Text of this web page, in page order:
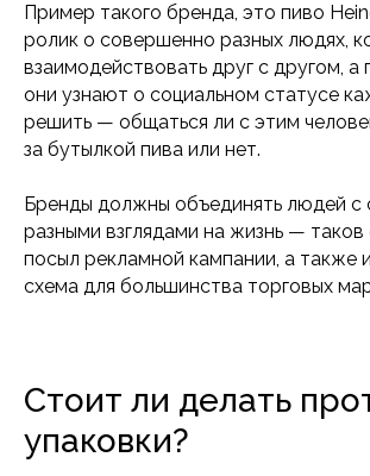
Пример такого бренда, это пиво
ролик о совершенно разных людях,
взаимодействовать друг с другом, а
они узнают о социальном статусе
решить — общаться ли с этим
за бутылкой пива или нет.
Бренды должны объединять людей с
разными взглядами на жизнь —
посыл рекламной кампании, а также
схема для большинства торговых
Стоит ли делать
упаковки?